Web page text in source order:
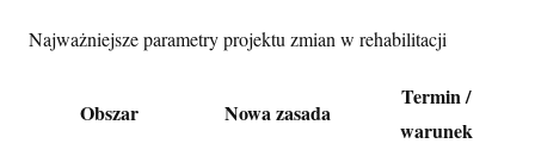
Najważniejsze parametry projektu zmian w rehabilitacji
Obszar Nowa zasada
Termin /
warunek